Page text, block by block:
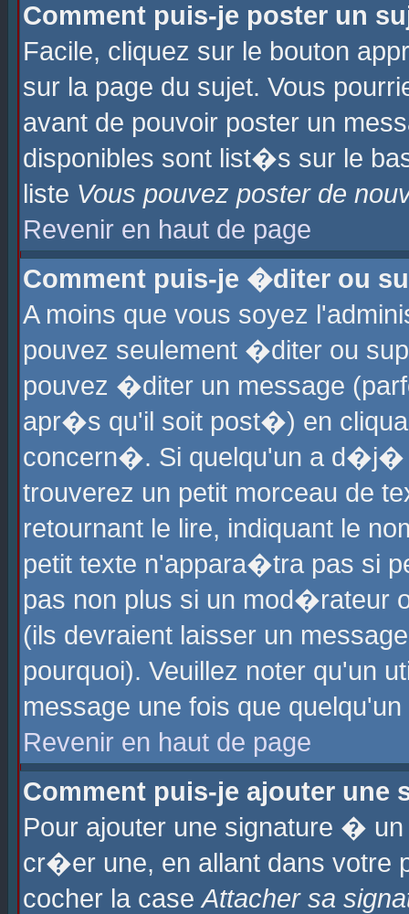
Comment puis-je poster un
Facile, cliquez sur le bouton
sur la page du sujet. Vous
avant de pouvoir poster un
disponibles sont list�s sur le
liste Vous pouvez poster de
Revenir en haut de page
Comment puis-je �diter ou
A moins que vous soyez
pouvez seulement �diter ou
pouvez �diter un message
apr�s qu'il soit post�) en
concern�. Si quelqu'un a
trouverez un petit morceau de
retournant le lire, indiquant le
petit texte n'appara�tra pas si
pas non plus si un mod�rateur
(ils devraient laisser un
pourquoi). Veuillez noter qu'un
message une fois que
Revenir en haut de page
Comment puis-je ajouter une
Pour ajouter une signature �
cr�er une, en allant dans
cocher la caseAttacher sa